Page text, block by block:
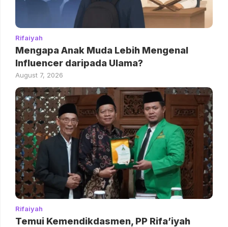
Rifaiyah
Mengapa Anak Muda Lebih Mengenal
Influencer daripada Ulama?
August 7, 2026
Rifaiyah
Temui Kemendikdasmen, PP Rifa’iyah